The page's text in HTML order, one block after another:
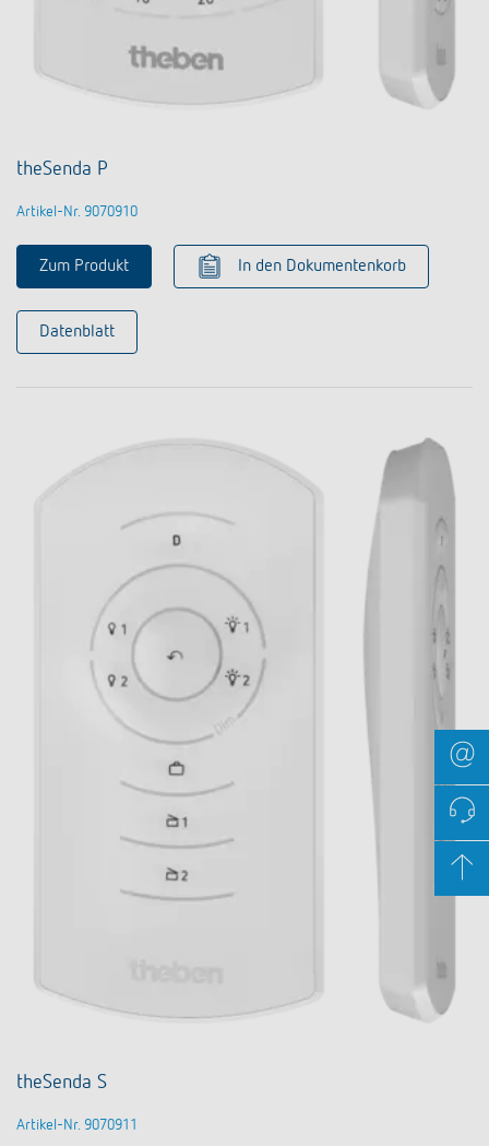
theSenda P
Artikel-Nr. 9070910
Zum Produkt In den Dokumentenkorb
Datenblatt
theSenda S
Artikel-Nr. 9070911